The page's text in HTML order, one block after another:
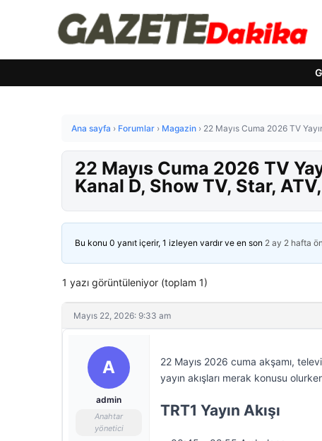
Ana sayfa › Forumlar › Magazin › 22 Mayıs Cuma 2026 TV
22 Mayıs Cuma 2026 TV
Kanal D, Show TV, Star,
Bu konu 0 yanıt içerir, 1 izleyen vardır ve en son 2 ay 2 hafta
1 yazı görüntüleniyor (toplam 1)
Mayıs 22, 2026: 9:33 am
A
admin
Anahtar
yönetici
22 Mayıs 2026 cuma akşamı,
yayın akışları merak konusu
TRT1 Yayın Akışı